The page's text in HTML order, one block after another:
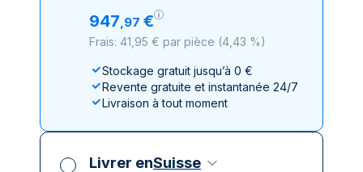
947,97 €
Frais: 41,95 € par pièce (4,43 %)
Stockage gratuit jusqu’à 0 €
Revente gratuite et instantanée 24/7
Livraison à tout moment
Livrer enSuisse